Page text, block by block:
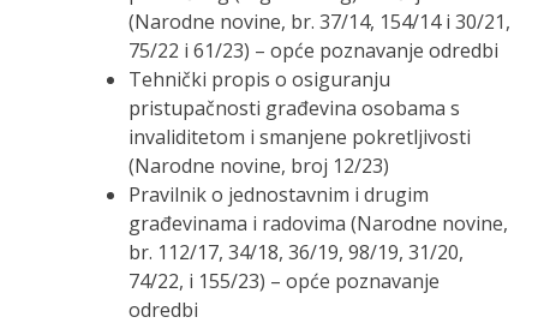
(Narodne novine, br. 37/14, 154/14 i 30/21,
75/22 i 61/23) – opće poznavanje odredbi
Tehnički propis o osiguranju
pristupačnosti građevina osobama s
invaliditetom i smanjene pokretljivosti
(Narodne novine, broj 12/23)
Pravilnik o jednostavnim i drugim
građevinama i radovima (Narodne novine,
br. 112/17, 34/18, 36/19, 98/19, 31/20,
74/22, i 155/23) – opće poznavanje
odredbi